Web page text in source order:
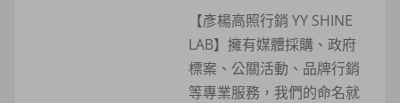
【彥楊高照行銷 YY SHINE
LAB】擁有媒體採購、政府
標案、公關活動、品牌行銷
等專業服務，我們的命名就